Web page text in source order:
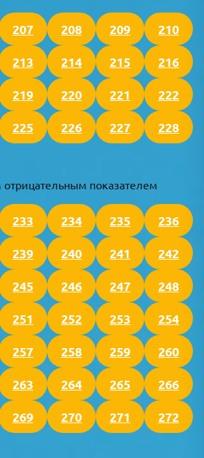
207 208 209 210
213 214 215 216
219 220 221 222
225 226 227 228
отрицательным показателем
233 234 235 236
239 240 241 242
245 246 247 248
251 252 253 254
257 258 259 260
263 264 265 266
269 270 271 272